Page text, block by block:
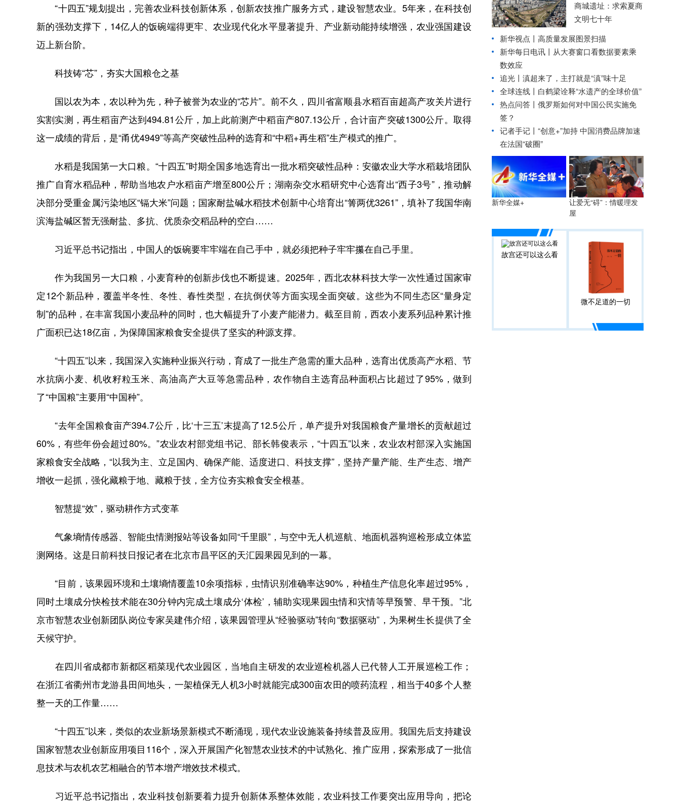
“十四五”规划提出，完善农业科技创新体系，创新农技推广服务方式，建设智慧农业。5年来，在科技创
新的强劲支撑下，14亿人的饭碗端得更牢、农业现代化水平显著提升、产业新动能持续增强，农业强国建设
迈上新台阶。
科技铸“芯”，夯实大国粮仓之基
国以农为本，农以种为先，种子被誉为农业的“芯片”。前不久，四川省富顺县水稻百亩超高产攻关片进行
实割实测，再生稻亩产达到494.81公斤，加上此前测产中稻亩产807.13公斤，合计亩产突破1300公斤。取得
这一成绩的背后，是“甬优4949”等高产突破性品种的选育和“中稻+再生稻”生产模式的推广。
水稻是我国第一大口粮。“十四五”时期全国多地选育出一批水稻突破性品种：安徽农业大学水稻栽培团队
推广自育水稻品种，帮助当地农户水稻亩产增至800公斤；湖南杂交水稻研究中心选育出“西子3号”，推动解
决部分受重金属污染地区“镉大米”问题；国家耐盐碱水稻技术创新中心培育出“箐两优3261”，填补了我国华南
滨海盐碱区暂无强耐盐、多抗、优质杂交稻品种的空白……
习近平总书记指出，中国人的饭碗要牢牢端在自己手中，就必须把种子牢牢攥在自己手里。
作为我国另一大口粮，小麦育种的创新步伐也不断提速。2025年，西北农林科技大学一次性通过国家审
定12个新品种，覆盖半冬性、冬性、春性类型，在抗倒伏等方面实现全面突破。这些为不同生态区“量身定
制”的品种，在丰富我国小麦品种的同时，也大幅提升了小麦产能潜力。截至目前，西农小麦系列品种累计推
广面积已达18亿亩，为保障国家粮食安全提供了坚实的种源支撑。
“十四五”以来，我国深入实施种业振兴行动，育成了一批生产急需的重大品种，选育出优质高产水稻、节
水抗病小麦、机收籽粒玉米、高油高产大豆等急需品种，农作物自主选育品种面积占比超过了95%，做到
了“中国粮”主要用“中国种”。
“去年全国粮食亩产394.7公斤，比‘十三五’末提高了12.5公斤，单产提升对我国粮食产量增长的贡献超过
60%，有些年份会超过80%。”农业农村部党组书记、部长韩俊表示，“十四五”以来，农业农村部深入实施国
家粮食安全战略，“以我为主、立足国内、确保产能、适度进口、科技支撑”，坚持产量产能、生产生态、增产
增收一起抓，强化藏粮于地、藏粮于技，全方位夯实粮食安全根基。
智慧提“效”，驱动耕作方式变革
气象墒情传感器、智能虫情测报站等设备如同“千里眼”，与空中无人机巡航、地面机器狗巡检形成立体监
测网络。这是日前科技日报记者在北京市昌平区的天汇园果园见到的一幕。
“目前，该果园环境和土壤墒情覆盖10余项指标，虫情识别准确率达90%，种植生产信息化率超过95%，
同时土壤成分快检技术能在30分钟内完成土壤成分‘体检’，辅助实现果园虫情和灾情等早预警、早干预。”北
京市智慧农业创新团队岗位专家吴建伟介绍，该果园管理从“经验驱动”转向“数据驱动”，为果树生长提供了全
天候守护。
在四川省成都市新都区稻菜现代农业园区，当地自主研发的农业巡检机器人已代替人工开展巡检工作；
在浙江省衢州市龙游县田间地头，一架植保无人机3小时就能完成300亩农田的喷药流程，相当于40多个人整
整一天的工作量……
“十四五”以来，类似的农业新场景新模式不断涌现，现代农业设施装备持续普及应用。我国先后支持建设
国家智慧农业创新应用项目116个，深入开展国产化智慧农业技术的中试熟化、推广应用，探索形成了一批信
息技术与农机农艺相融合的节本增产增效技术模式。
习近平总书记指出，农业科技创新要着力提升创新体系整体效能，农业科技工作要突出应用导向，把论
商城遗址：求索夏商
文明七十年
新华视点丨 高质量发展图景扫描
新华每日电讯丨
从大赛窗口看数据要素乘
数效应
追光丨 滇超来了，主打就是“滇”味十足
全球连线丨 白鹤梁诠释“水遗产的全球价值”
热点问答丨俄罗斯如何对中国公民实施免
签？
记者手记丨“创意+”加持 中国消费品牌加速
在法国“破圈”
新华全媒+
让爱无“碍”：情暖理发
屋
故宫还可以这么看
微不足道的一切